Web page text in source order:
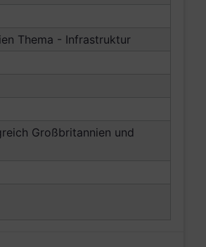
Thema - Infrastruktur
Großbritannien und